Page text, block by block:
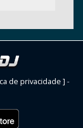
de privacidade ] -